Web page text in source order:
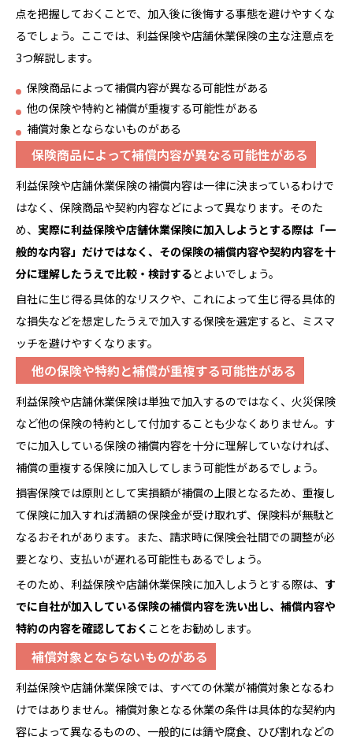
点を把握しておくことで、加入後に後悔する事態を避けやすくな
るでしょう。ここでは、利益保険や店舗休業保険の主な注意点を
3つ解説します。
保険商品によって補償内容が異なる可能性がある
他の保険や特約と補償が重複する可能性がある
補償対象とならないものがある
保険商品によって補償内容が異なる可能性がある
利益保険や店舗休業保険の補償内容は一律に決まっているわけで
はなく、保険商品や契約内容などによって異なります。そのた
め、 実際に利益保険や店舗休業保険に加入しようとする際は「一
般的な内容」だけではなく、その保険の補償内容や契約内容を十
分に理解したうえで比較・検討するとよいでしょう。
自社に生じ得る具体的なリスクや、これによって生じ得る具体的
な損失などを想定したうえで加入する保険を選定すると、ミスマ
ッチを避けやすくなります。
他の保険や特約と補償が重複する可能性がある
利益保険や店舗休業保険は単独で加入するのではなく、火災保険
など他の保険の特約として付加することも少なくありません。す
でに加入している保険の補償内容を十分に理解していなければ、
補償の重複する保険に加入してしまう可能性があるでしょう。
損害保険では原則として実損額が補償の上限となるため、重複し
て保険に加入すれば満額の保険金が受け取れず、保険料が無駄と
なるおそれがあります。また、請求時に保険会社間での調整が必
要となり、支払いが遅れる可能性もあるでしょう。
そのため、利益保険や店舗休業保険に加入しようとする際は、 す
でに自社が加入している保険の補償内容を洗い出し、 補償内容や
特約の内容を確認しておく ことをお勧めします。
補償対象とならないものがある
利益保険や店舗休業保険では、すべての休業が補償対象となるわ
けではありません。補償対象となる休業の条件は具体的な契約内
容によって異なるものの、一般的には錆や腐食、ひび割れなどの